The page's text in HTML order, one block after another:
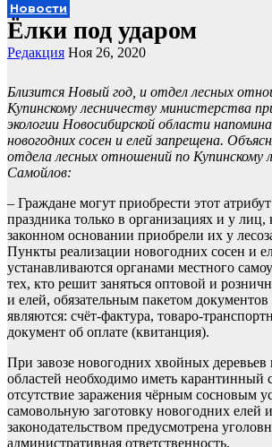
Новости
Ёлки под ударом
Редакция Ноя 26, 2020
Близится Новый год, и отдел лесных
Купинскому лесничеству министерства
экологии Новосибирской области
новогодних сосен и елей запрещена.
отдела лесных отношений по
Самойлов:
– Граждане могут приобрести этот
праздника только в организациях и у лиц,
законном основании приобрели их у
Пункты реализации новогодних сосен и
устанавливаются органами местного
тех, кто решит заняться оптовой и
и елей, обязательным пакетом
являются: счёт-фактура, товаро-
документ об оплате (квитанция).
При завозе новогодних хвойных деревьев
областей необходимо иметь карантинный
отсутствие заражения чёрным сосновым
самовольную заготовку новогодних елей
законодательством предусмотрена
административная ответственность.